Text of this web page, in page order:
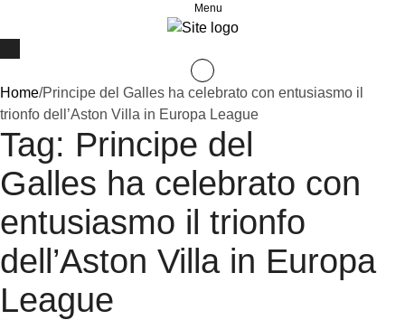
Menu
Home/Principe del Galles ha celebrato con entusiasmo il
trionfo dell’Aston Villa in Europa League
Tag: Principe del
Galles ha celebrato con
entusiasmo il trionfo
dell’Aston Villa in Europa
League